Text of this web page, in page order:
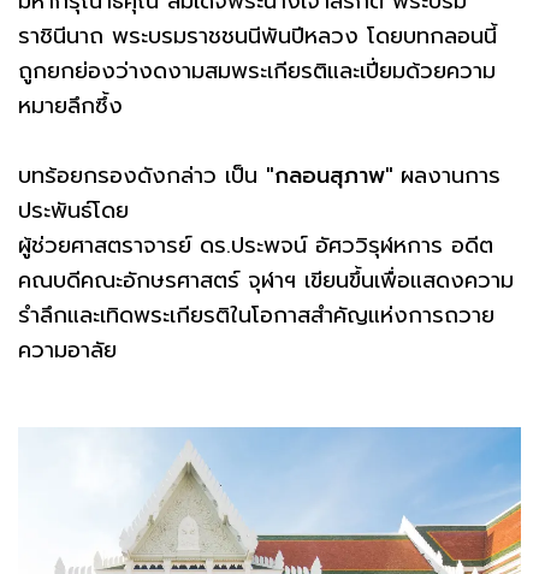
ราชินีนาถ พระบรมราชชนนีพันปีหลวง โดยบทกลอนนี้
ถูกยกย่องว่างดงามสมพระเกียรติและเปี่ยมด้วยความ
หมายลึกซึ้ง
บทร้อยกรองดังกล่าว เป็น "กลอนสุภาพ" ผลงานการ
ประพันธ์โดย
ผู้ช่วยศาสตราจารย์ ดร.ประพจน์ อัศววิรุฬหการ อดีต
คณบดีคณะอักษรศาสตร์ จุฬาฯ เขียนขึ้นเพื่อแสดงความ
รำลึกและเทิดพระเกียรติในโอกาสสำคัญแห่งการถวาย
ความอาลัย